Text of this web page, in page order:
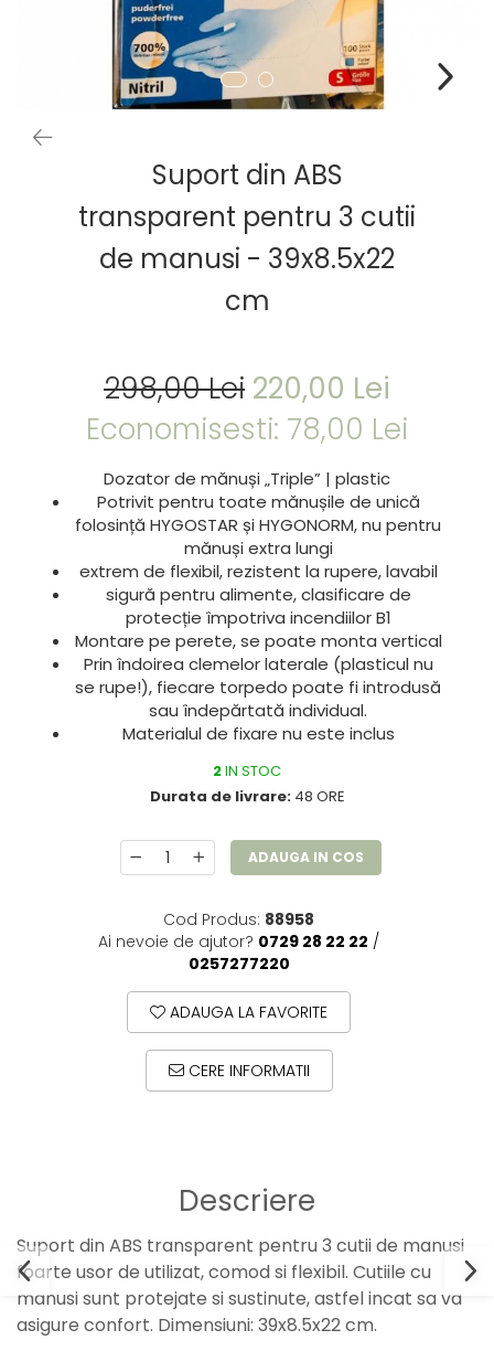
Suport din ABS
transparent pentru 3 cutii
de manusi - 39x8.5x22
cm
298,00 Lei 220,00 Lei
Economisesti: 78,00 Lei
Dozator de mănuși „Triple” | plastic
Potrivit pentru toate mănușile de unică
folosință HYGOSTAR și HYGONORM, nu pentru
mănuși extra lungi
extrem de flexibil, rezistent la rupere, lavabil
sigură pentru alimente, clasificare de
protecție împotriva incendiilor B1
Montare pe perete, se poate monta vertical
Prin îndoirea clemelor laterale (plasticul nu
se rupe!), fiecare torpedo poate fi introdusă
sau îndepărtată individual.
Materialul de fixare nu este inclus
2IN STOC
Durata de livrare:48 ORE
ADAUGA IN COS
Cod Produs: 88958
Ai nevoie de ajutor? 0729 28 22 22 /
0257277220
ADAUGA LA FAVORITE
CERE INFORMATII
Descriere
Suport din ABS transparent pentru 3 cutii de manusi
foarte usor de utilizat, comod si flexibil. Cutiile cu
manusi sunt protejate si sustinute, astfel incat sa va
asigure confort. Dimensiuni: 39x8.5x22 cm.